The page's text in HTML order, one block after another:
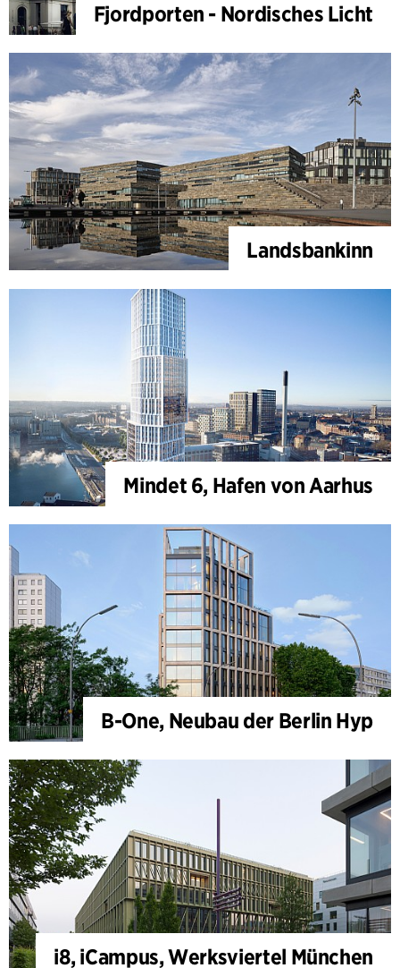
Fjordporten - Nordisches Licht
Landsbankinn
Mindet 6, Hafen von Aarhus
B-One, Neubau der Berlin Hyp
i8, iCampus, Werksviertel München